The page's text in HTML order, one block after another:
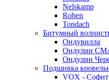
Nelskamp
Roben
Tondach
Битумный
Ондувилла
Ондулин
Ондулин
Подшивка
VOX -